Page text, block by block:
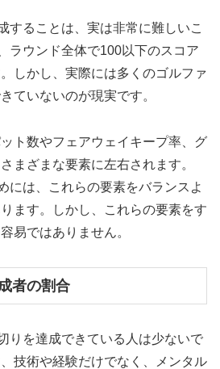
することは、実は非常に難しいこ
ラウンド全体で100以下のスコア
しかし、実際には多くのゴルファ
ていないのが現実です。
ト数やフェアウェイキープ率、グ
まざまな要素に左右されます。
には、これらの要素をバランスよ
ます。しかし、これらの要素をす
易ではありません。
者の割合
りを達成できている人は少ないで
技術や経験だけでなく、メンタル